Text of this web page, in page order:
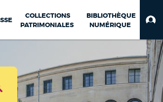
COLLECTIONS
PATRIMONIALES
BIBLIOTHÈQUE
NUMÉRIQUE